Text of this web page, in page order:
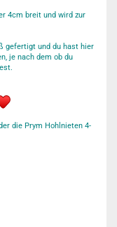
4cm breit und wird zur
gefertigt und du hast hier
je nach dem ob du
die Prym Hohlnieten 4-